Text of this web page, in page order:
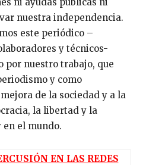
nuestra independencia.
este periódico –
y técnicos-
por nuestro trabajo, que
y como
de la sociedad y a la
la libertad y la
el mundo.
EN LAS REDES